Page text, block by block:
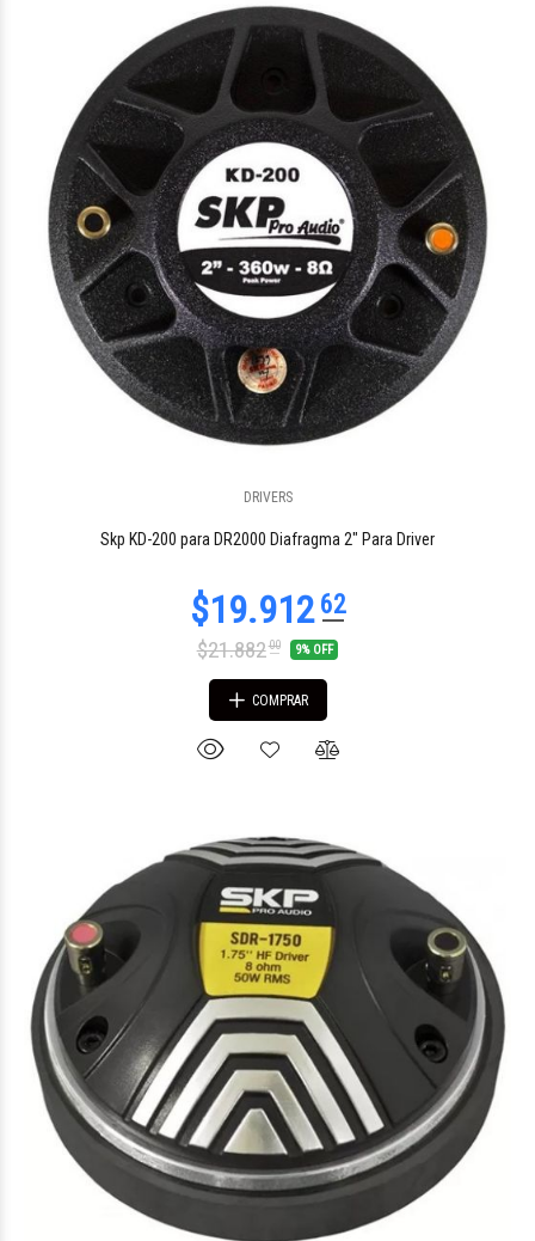
DRIVERS
Skp KD-200 para DR2000 Diafragma 2" Para Driver
$21.88200 9% OFF
COMPRAR